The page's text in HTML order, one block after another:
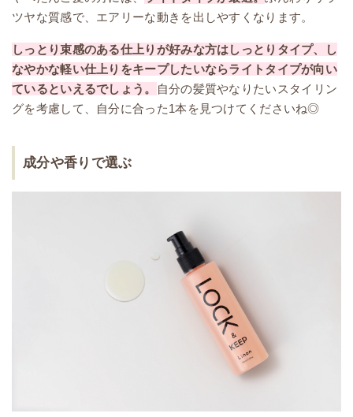
ツヤな質感で、エアリーな動きを出しやすくなります。
しっとり束感のある仕上りが好みな方はしっとりタイプ、し
なやかな軽い仕上りをキープしたいならライトタイプが向い
ているといえるでしょう。
自分の髪質やなりたいスタイリン
グを考慮して、自分に合った1本を見つけてくださいね◎
成分や香りで選ぶ